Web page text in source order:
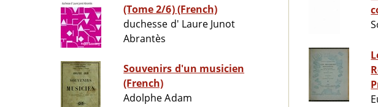
(Tome 2/6) (French)
duchesse d' Laure Junot
Abrantès
Souvenirs d'un musicien
(French)
Adolphe Adam